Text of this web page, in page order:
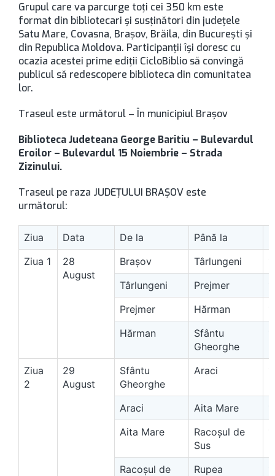
Grupul care va parcurge toți cei 350 km este
format din bibliotecari și susținători din județele
Satu Mare, Covasna, Brașov, Brăila, din București și
din Republica Moldova. Participanții își doresc cu
ocazia acestei prime ediții CicloBiblio să convingă
publicul să redescopere biblioteca din comunitatea
lor.
Traseul este următorul – În municipiul Brașov
Biblioteca Judeteana George Baritiu – Bulevardul
Eroilor – Bulevardul 15 Noiembrie – Strada
Zizinului.
Traseul pe raza JUDEȚULUI BRAȘOV este
următorul:
Ziua Data De la Până la
Ziua 1
28
August
Braşov Târlungeni
Târlungeni
Prejmer
Prejmer
Hărman
Hărman
Sfântu
Gheorghe
Ziua
2
29
August
Sfântu
Gheorghe
Araci
Araci Aita Mare
Aita Mare
Racoşul de
Sus
Racoşul de
Rupea